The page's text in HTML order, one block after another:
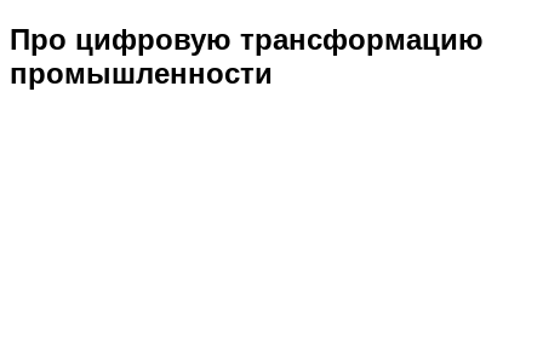
Про цифровую трансформацию
промышленности